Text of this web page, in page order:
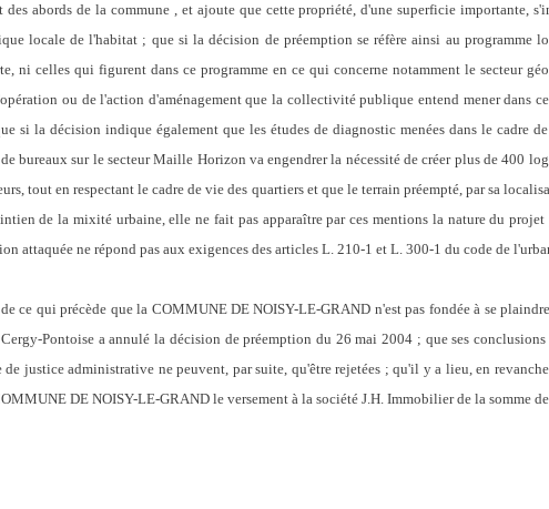
des abords de la commune , et ajoute que cette propriété, d'une superficie importante,
locale de l'habitat ; que si la décision de préemption se réfère ainsi au programme
ni celles qui figurent dans ce programme en ce qui concerne notamment le secteur
ou de l'action d'aménagement que la collectivité publique entend mener dans
si la décision indique également que les études de diagnostic menées dans le cadre
bureaux sur le secteur Maille Horizon va engendrer la nécessité de créer plus de 400
tout en respectant le cadre de vie des quartiers et que le terrain préempté, par sa
de la mixité urbaine, elle ne fait pas apparaître par ces mentions la nature du
attaquée ne répond pas aux exigences des articles L. 210-1 et L. 300-1 du code de
ce qui précède que la COMMUNE DE NOISY-LE-GRAND n'est pas fondée à se
Pontoise a annulé la décision de préemption du 26 mai 2004 ; que ses
justice administrative ne peuvent, par suite, qu'être rejetées ; qu'il y a lieu, en
DE NOISY-LE-GRAND le versement à la société J.H. Immobilier de la somme